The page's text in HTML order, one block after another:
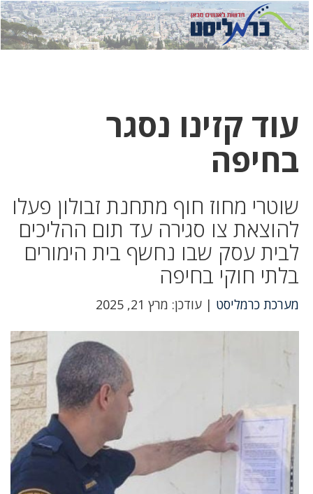
לחץ
כאן
לחץ
כדי
עוד קזינו נסגר
בחיפה
שוטרי מחוז חוף מתחנת זבולון פעלו
להוצאת צו סגירה עד תום ההליכים
לבית עסק שבו נחשף בית הימורים
בלתי חוקי בחיפה
מערכת כרמליסט | עודכן: מרץ 21, 2025